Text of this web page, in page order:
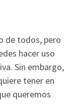
de todos, pero
hacer uso
Sin embargo,
tener en
queremos